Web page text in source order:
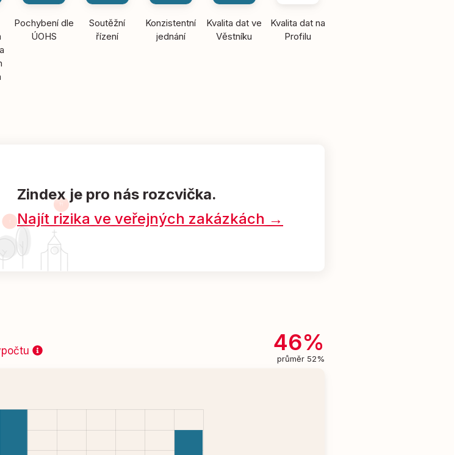
Pochybení dle
ÚOHS
Soutěžní
řízení
Konzistentní
jednání
Kvalita dat ve
Věstníku
Kvalita dat na
Profilu
Zindex je pro nás rozcvička.
Najít rizika ve veřejných zakázkách →
46%
průměr 52%